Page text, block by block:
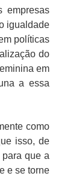
empresas
igualdade
políticas
do
em
a essa
como
isso, de
que a
e se torne